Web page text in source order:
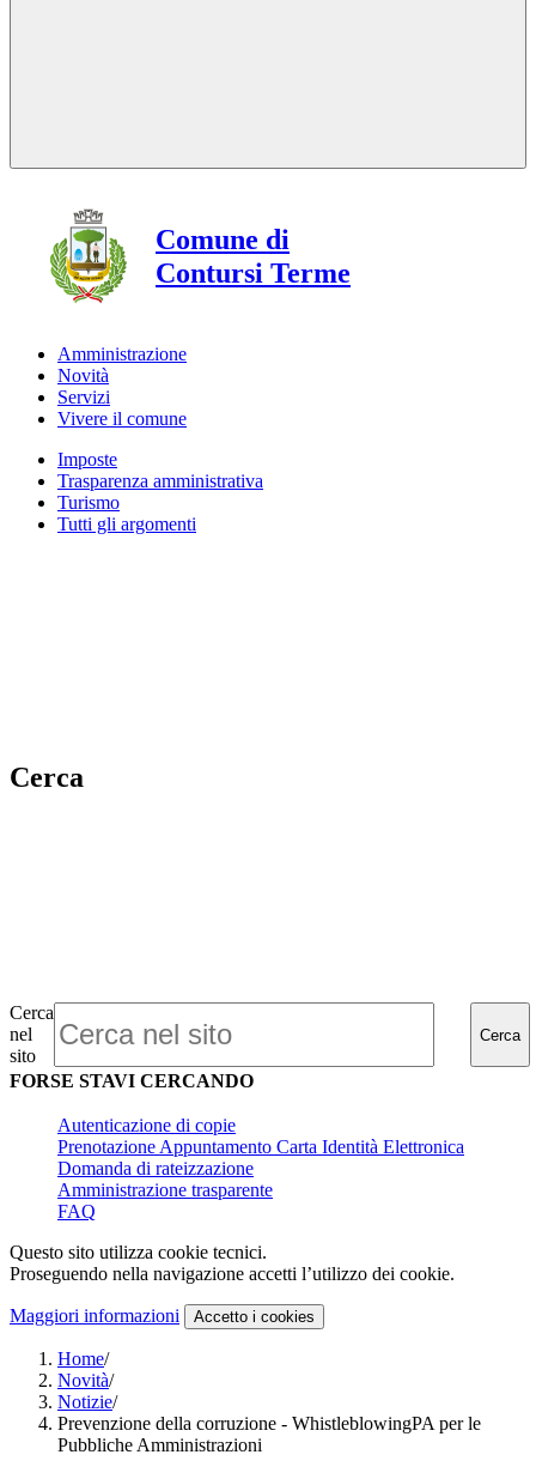
Comune di
Contursi Terme
Amministrazione
Novità
Servizi
Vivere il comune
Imposte
Trasparenza amministrativa
Turismo
Tutti gli argomenti
Cerca
Cerca
nel
sito
Cerca
FORSE STAVI CERCANDO
Autenticazione di copie
Prenotazione Appuntamento Carta Identità Elettronica
Domanda di rateizzazione
Amministrazione trasparente
FAQ
Questo sito utilizza cookie tecnici.
Proseguendo nella navigazione accetti l’utilizzo dei cookie.
Maggiori informazioni Accetto i cookies
Home/
Novità/
Notizie/
Prevenzione della corruzione - WhistleblowingPA per le
Pubbliche Amministrazioni